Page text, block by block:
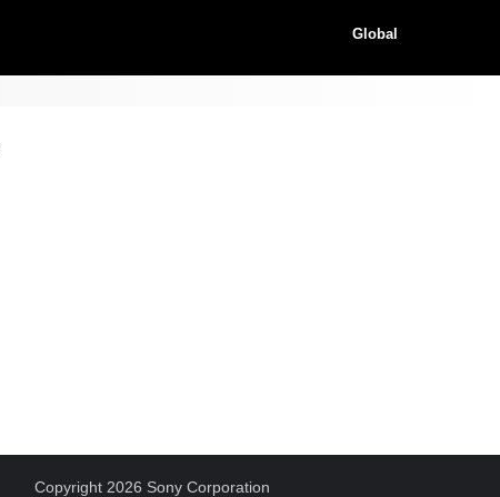
Global
Copyright 2026 Sony Corporation